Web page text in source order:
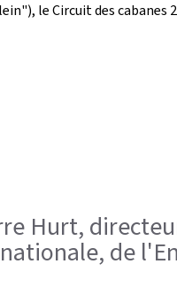
le Circuit des
Hurt,
de